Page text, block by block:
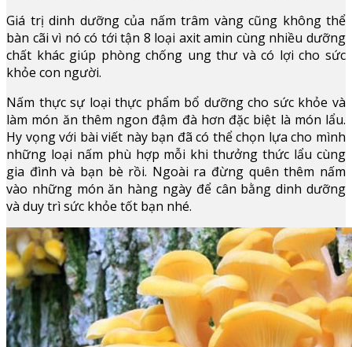
Giá trị dinh dưỡng của nấm trâm vàng cũng không thể
bàn cãi vì nó có tới tận 8 loại axit amin cùng nhiều dưỡng
chất khác giúp phòng chống ung thư và có lợi cho sức
khỏe con người.
Nấm thực sự loại thực phẩm bổ dưỡng cho sức khỏe và
làm món ăn thêm ngon đậm đà hơn đặc biệt là món lẩu.
Hy vọng với bài viết này bạn đã có thể chọn lựa cho mình
những loại nấm phù hợp mỗi khi thưởng thức lẩu cùng
gia đình và bạn bè rồi. Ngoài ra đừng quên thêm nấm
vào những món ăn hàng ngày để cân bằng dinh dưỡng
và duy trì sức khỏe tốt bạn nhé.